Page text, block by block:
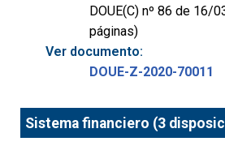
DOUE(C) nº 86 de 16/
páginas)
Ver documento:
DOUE-Z-2020-70011
Sistema financiero (3